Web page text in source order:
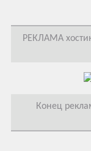
РЕКЛАМА
Конец